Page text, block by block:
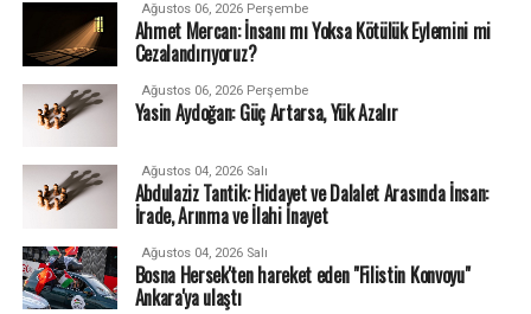
Ağustos 06, 2026 Perşembe
Ahmet Mercan: İnsanı mı Yoksa Kötülük Eylemini mi
Cezalandırıyoruz?
Ağustos 06, 2026 Perşembe
Yasin Aydoğan: Güç Artarsa, Yük Azalır
Ağustos 04, 2026 Salı
Abdulaziz Tantik: Hidayet ve Dalalet Arasında İnsan:
İrade, Arınma ve İlahi İnayet
Ağustos 04, 2026 Salı
Bosna Hersek'ten hareket eden "Filistin Konvoyu"
Ankara'ya ulaştı